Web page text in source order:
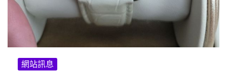
網站訊息